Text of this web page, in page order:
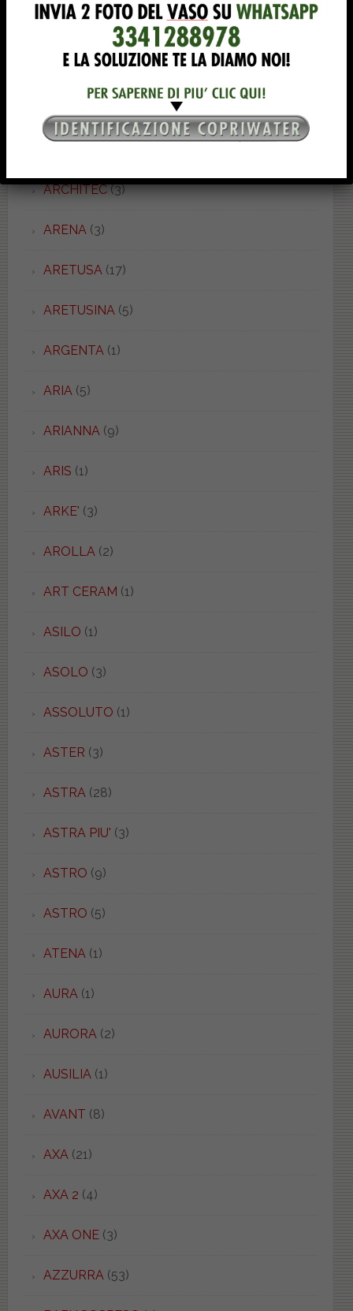
AQUATONDA(1)
ARCADE/OLD ENGLAND
ARCHITEC(3)
ARENA (3)
ARETUSA (17)
ARETUSINA (5)
ARGENTA (1)
ARIA (5)
ARIANNA (9)
ARIS (1)
ARKE' (3)
AROLLA (2)
ART CERAM (1)
ASILO (1)
ASOLO (3)
ASSOLUTO (1)
ASTER (3)
ASTRA (28)
ASTRA PIU' (3)
ASTRO (9)
ASTRO (5)
ATENA (1)
AURA (1)
AURORA (2)
AUSILIA (1)
AVANT (8)
AXA (21)
AXA 2 (4)
AXA ONE(3)
AZZURRA (53)